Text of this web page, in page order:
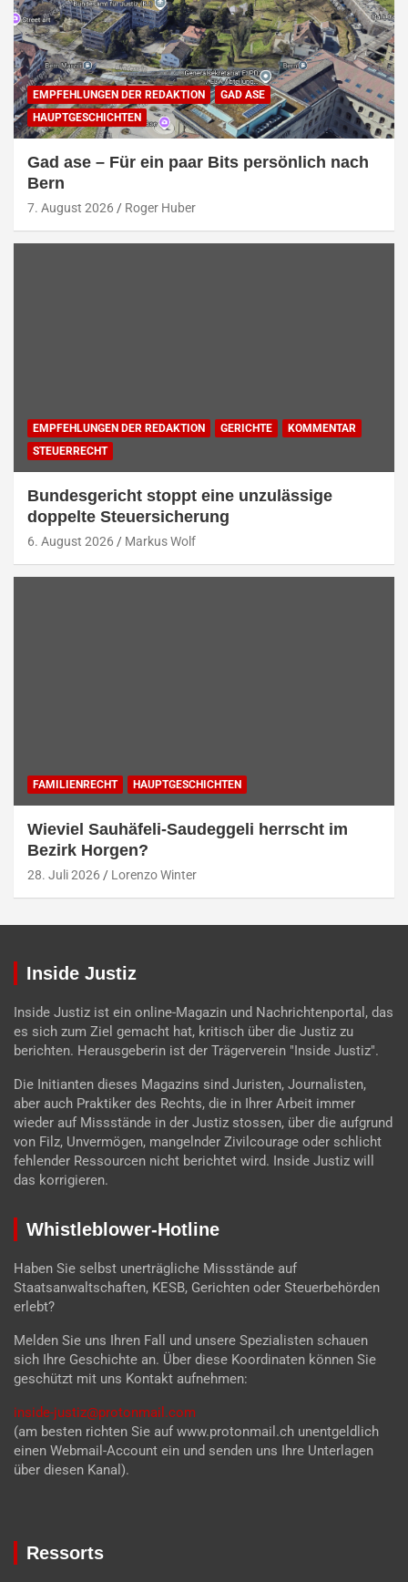
EMPFEHLUNGEN DER REDAKTION
GAD ASE
HAUPTGESCHICHTEN
Gad ase – Für ein paar Bits persönlich nach
Bern
7. August 2026 Roger Huber
EMPFEHLUNGEN DER REDAKTION GERICHTE
KOMMENTAR
STEUERRECHT
Bundesgericht stoppt eine unzulässige
doppelte Steuersicherung
6. August 2026 Markus Wolf
FAMILIENRECHT HAUPTGESCHICHTEN
Wieviel Sauhäfeli-Saudeggeli herrscht im
Bezirk Horgen?
28. Juli 2026 Lorenzo Winter
Inside Justiz
Inside Justiz ist ein online-Magazin und Nachrichtenportal, das
es sich zum Ziel gemacht hat, kritisch über die Justiz zu
berichten. Herausgeberin ist der Trägerverein "Inside Justiz".
Die Initianten dieses Magazins sind Juristen, Journalisten,
aber auch Praktiker des Rechts, die in Ihrer Arbeit immer
wieder auf Missstände in der Justiz stossen, über die aufgrund
von Filz, Unvermögen, mangelnder Zivilcourage oder schlicht
fehlender Ressourcen nicht berichtet wird. Inside Justiz will
das korrigieren.
Whistleblower-Hotline
Haben Sie selbst unerträgliche Missstände auf
Staatsanwaltschaften, KESB, Gerichten oder Steuerbehörden
erlebt?
Melden Sie uns Ihren Fall und unsere Spezialisten schauen
sich Ihre Geschichte an. Über diese Koordinaten können Sie
geschützt mit uns Kontakt aufnehmen:
inside-justiz@protonmail.com
(am besten richten Sie auf www.protonmail.ch unentgeldlich
einen Webmail-Account ein und senden uns Ihre Unterlagen
über diesen Kanal).
Ressorts